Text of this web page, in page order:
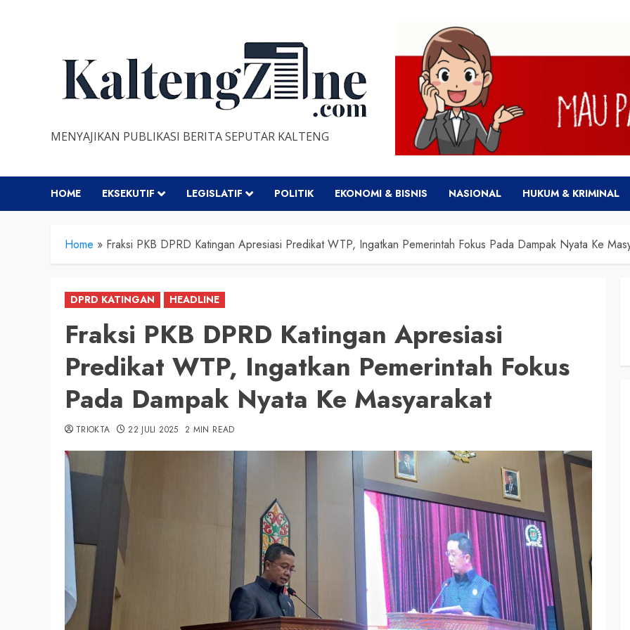
MENYAJIKAN PUBLIKASI BERITA SEPUTAR KALTENG
HOME EKSEKUTIF LEGISLATIF POLITIK EKONOMI & BISNIS NASIONAL HUKUM & KRIMINAL
Home » Fraksi PKB DPRD Katingan Apresiasi Predikat WTP, Ingatkan Pemerintah Fokus Pada Dampak Nyata Ke
DPRD KATINGAN HEADLINE
Fraksi PKB DPRD Katingan Apresiasi
Predikat WTP, Ingatkan Pemerintah Fokus
Pada Dampak Nyata Ke Masyarakat
TRIOKTA 22 JULI 2025 2 MIN READ